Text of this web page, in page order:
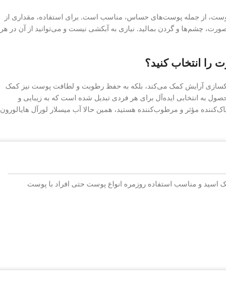
پوست، از جمله پوست‌های حساس، مناسب است. برای استفاده، مقداری از
صورت، چشم‌ها و گردن بمالید. نیازی به آبکشی نیست و می‌توانید از آن در هر
را انتخاب کنید؟
پاکسازی آرایش کمک می‌کند، بلکه به حفظ رطوبت و لطافت پوست نیز کمک
به انتخابی ایده‌آل برای هر فردی تبدیل شده است که به زیبایی و
مؤثر و مرطوب‌کننده هستید، همین حالا آب میسلار لورآل هایالورون
اسید و مناسب استفاده روزمره انواع پوست حتی افراد با پوست